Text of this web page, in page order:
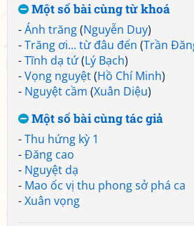
Một số bài cùng từ khoá
-Ánh trăng(Nguyễn Duy)
-Trăng ơi... từ đâu đến (Trần
-Tĩnh dạ tứ(Lý Bạch)
-Vọng nguyệt(Hồ Chí Minh)
- Nguyệt cầm (Xuân Diệu)
Một số bài cùng tác giả
-Thu hứng kỳ 1
-Đăng cao
- Nguyệt dạ
- Mao ốc vị thu phong sở phá ca
-Xuân vọng